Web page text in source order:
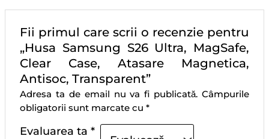
Fii primul care scrii o recenzie pentru
„Husa Samsung S26 Ultra, MagSafe,
Clear Case, Atasare Magnetica,
Antisoc, Transparent”
Adresa ta de email nu va fi publicată. Câmpurile
obligatorii sunt marcate cu*
Evaluarea ta*